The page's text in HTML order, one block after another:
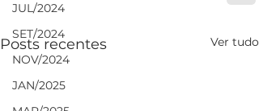
JUL/2024
SET/2024
NOV/2024
JAN/2025
Posts recentes Ver tudo